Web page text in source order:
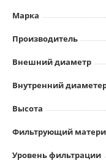
Марка
Производитель
Внешний диаметр
Внутренний
Высота
Фильтрующий
Уровень фильтрации